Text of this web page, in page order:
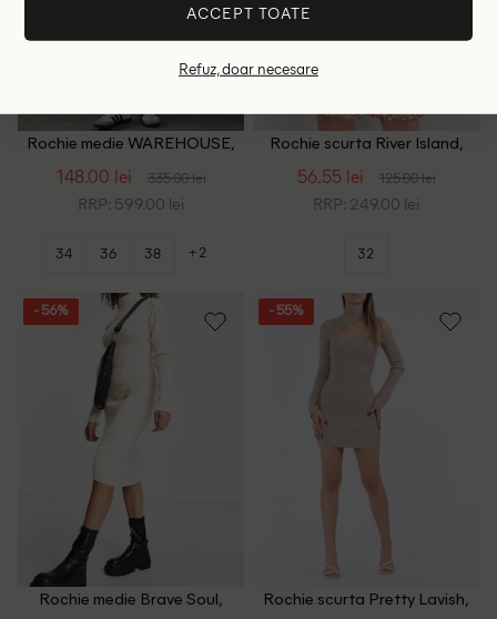
Rochie medie WAREHOUSE,
148.00 lei 335.00 lei
RRP: 599.00 lei
34 36 38 +2
Rochie scurta River Island,
56.55 lei 125.00 lei
RRP: 249.00 lei
32
- 56%
Rochie medie Brave Soul,
- 55%
Rochie scurta Pretty Lavish,
ACCEPT TOATE
Refuz, doar necesare